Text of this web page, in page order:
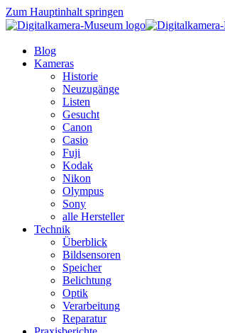
Zum Hauptinhalt springen
Blog
Kameras
Historie
Neuzugänge
Listen
Gesucht
Canon
Casio
Fuji
Kodak
Nikon
Olympus
Sony
alle Hersteller
Technik
Überblick
Bildsensoren
Speicher
Belichtung
Optik
Verarbeitung
Reparatur